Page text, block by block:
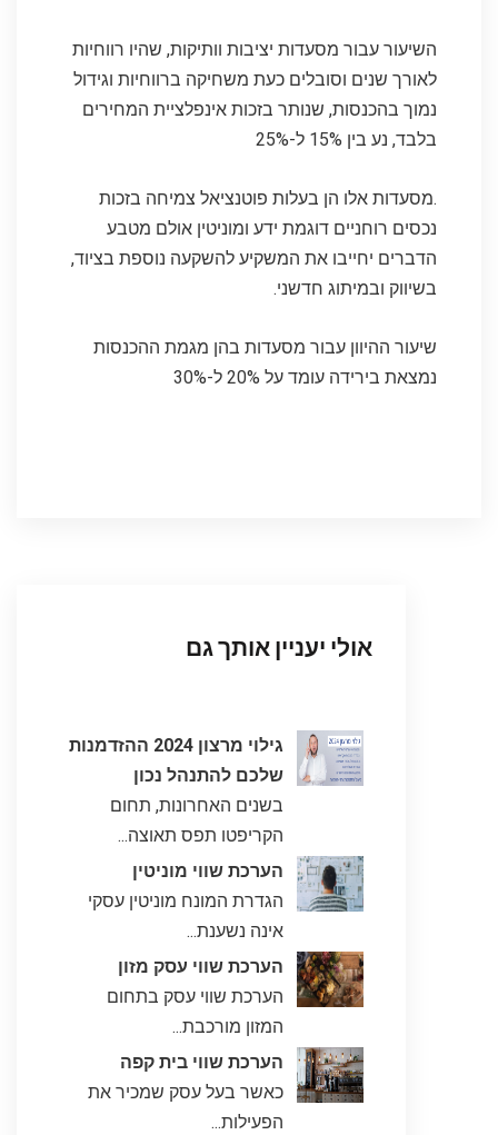
השיעור עבור מסעדות יציבות וותיקות, שהיו רווחיות
לאורך שנים וסובלים כעת משחיקה ברווחיות וגידול
נמוך בהכנסות, שנותר בזכות אינפלציית המחירים
בלבד, נע בין 15% ל-25%
.מסעדות אלו הן בעלות פוטנציאל צמיחה בזכות
נכסים רוחניים דוגמת ידע ומוניטין אולם מטבע
הדברים יחייבו את המשקיע להשקעה נוספת בציוד,
בשיווק ובמיתוג חדשני.
שיעור ההיוון עבור מסעדות בהן מגמת ההכנסות
נמצאת בירידה עומד על 20% ל-30%
אולי יעניין אותך גם
גילוי מרצון 2024 ההזדמנות
שלכם להתנהל נכון
בשנים האחרונות, תחום
הקריפטו תפס תאוצה...
הערכת שווי מוניטין
הגדרת המונח מוניטין עסקי
אינה נשענת...
הערכת שווי עסק מזון
הערכת שווי עסק בתחום
המזון מורכבת...
הערכת שווי בית קפה
כאשר בעל עסק שמכיר את
הפעילות...